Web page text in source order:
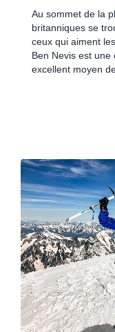
Au sommet de la
britanniques se
ceux qui aiment
Ben Nevis est
excellent moyen